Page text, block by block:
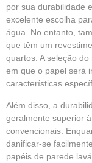
por sua durabilidade
excelente escolha
água. No entanto,
que têm um
quartos. A seleção
em que o papel será
características
Além disso, a
geralmente superior
convencionais.
danificar-se
papéis de parede